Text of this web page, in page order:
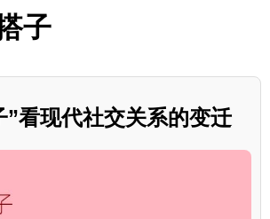
子
”看现代社交关系的变迁